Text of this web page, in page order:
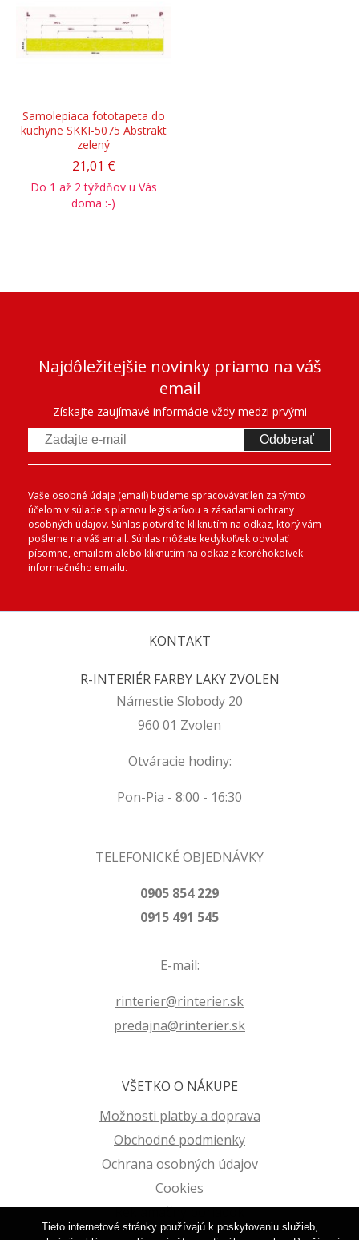
Samolepiaca fototapeta do
kuchyne SKKI-5075 Abstrakt
zelený
21,01 €
Do 1 až 2 týždňov u Vás
doma :-)
Najdôležitejšie novinky priamo na váš
email
Získajte zaujímavé informácie vždy medzi prvými
Odoberať
Vaše osobné údaje (email) budeme spracovávať len za týmto
účelom v súlade s platnou legislatívou a zásadami ochrany
osobných údajov. Súhlas potvrdíte kliknutím na odkaz, ktorý vám
pošleme na váš email. Súhlas môžete kedykoľvek odvolať
písomne, emailom alebo kliknutím na odkaz z ktoréhokoľvek
informačného emailu.
KONTAKT
R-INTERIÉR FARBY LAKY ZVOLEN
Námestie Slobody 20
960 01 Zvolen
Otváracie hodiny:
Pon-Pia - 8:00 - 16:30
TELEFONICKÉ OBJEDNÁVKY
0905 854 229
0915 491 545
E-mail:
rinterier@rinterier.sk
predajna@rinterier.sk
VŠETKO O NÁKUPE
Možnosti platby a doprava
Obchodné podmienky
Ochrana osobných údajov
Cookies
Reklamačný poriadok
Tieto internetové stránky používajú k poskytovaniu služieb,